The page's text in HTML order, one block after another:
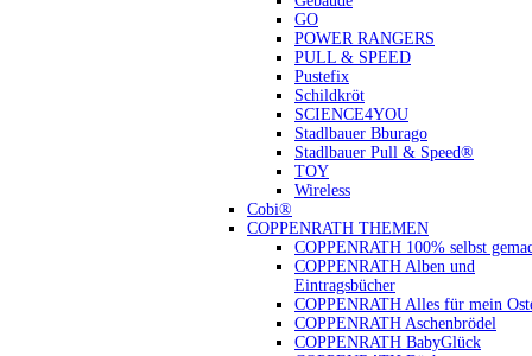
GO
POWER RANGERS
PULL & SPEED
Pustefix
Schildkröt
SCIENCE4YOU
Stadlbauer Bburago
Stadlbauer Pull & Speed®
TOY
Wireless
Cobi®
COPPENRATH THEMEN
COPPENRATH 100% selbst
COPPENRATH Alben und
Eintragsbücher
COPPENRATH Alles für mein
COPPENRATH Aschenbrödel
COPPENRATH BabyGlück